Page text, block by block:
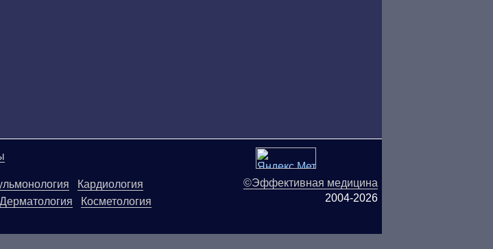
Кардиология
Дерматология
Косметология
©Эффективная медицина
2004-2026